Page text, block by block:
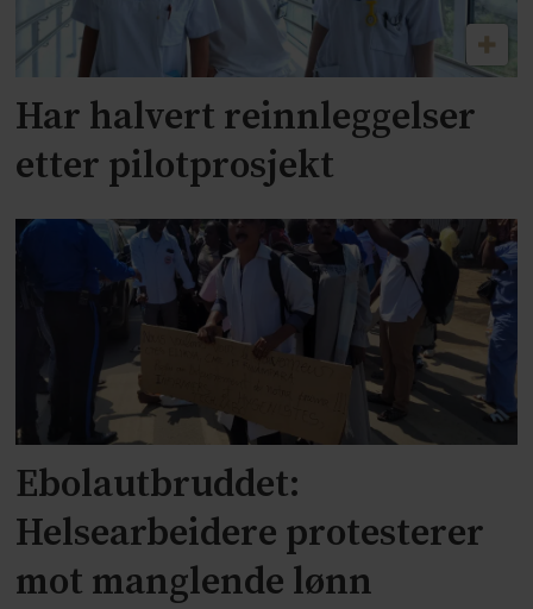
Har halvert reinnleggelser
etter pilotprosjekt
Ebolautbruddet:
Helsearbeidere protesterer
mot manglende lønn